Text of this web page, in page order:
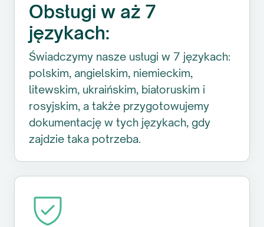
Obsługi w aż 7
językach:
Świadczymy nasze usługi w 7 językach:
polskim, angielskim, niemieckim,
litewskim, ukraińskim, białoruskim i
rosyjskim, a także przygotowujemy
dokumentację w tych językach, gdy
zajdzie taka potrzeba.